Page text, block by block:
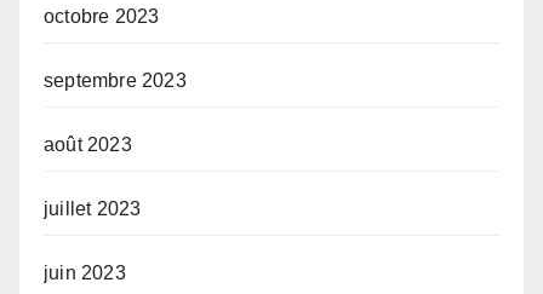
octobre 2023
septembre 2023
août 2023
juillet 2023
juin 2023